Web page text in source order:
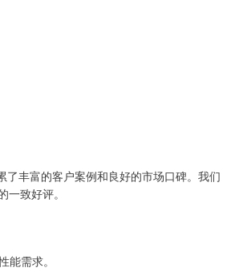
丰富的客户案例和良好的市场口碑。我们
致好评。
需求。